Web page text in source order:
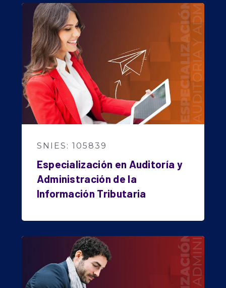
SNIES: 105839
Especialización en Auditoría y
Administración de la
Información Tributaria